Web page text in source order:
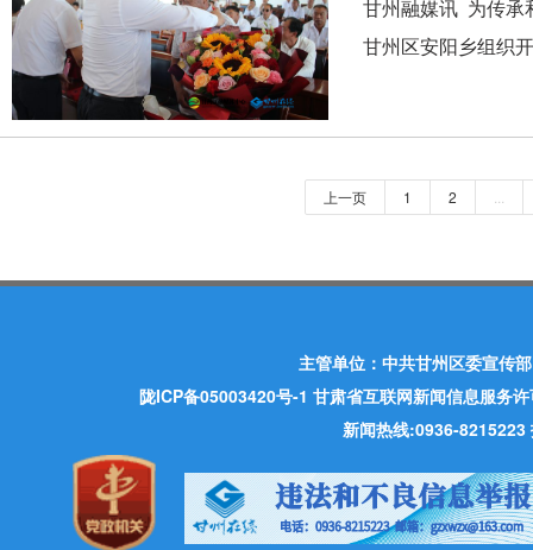
甘州融媒讯 为传承
甘州区安阳乡组织
上一页 1 2
主管单位：中共甘州区委宣传
陇ICP备05003420号-1 甘肃省互联网新闻信息服务
新闻热线:0936-8215223